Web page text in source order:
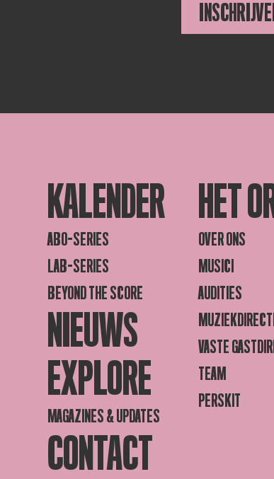
KALENDER
ABO-SERIES
LAB-SERIES
BEYOND THE SCORE
NIEUWS
EXPLORE
MAGAZINES & UPDATES
CONTACT
HET
OVER ONS
MUSICI
AUDITIES
VASTE
TEAM
PERSKIT